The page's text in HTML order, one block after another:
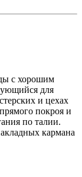
с хорошим
для
и цехах
покроя и
по талии.
кармана